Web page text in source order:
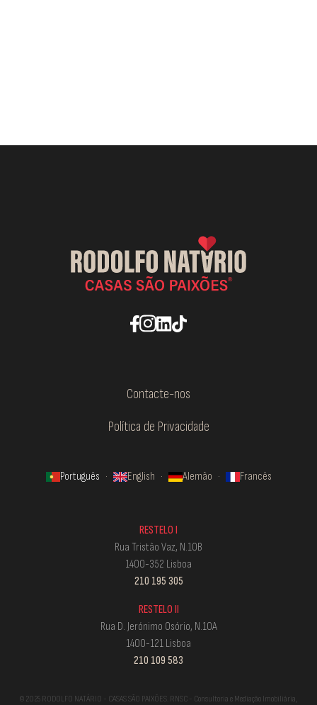
Contacte-nos
Política de Privacidade
Português · English · Alemão · Francês
RESTELO I
Rua Tristão Vaz, N.10B
1400-352 Lisboa
210 195 305
RESTELO II
Rua D. Jerónimo Osório, N.10A
1400-121 Lisboa
210 109 583
© 2025 RODOLFO NATÁRIO - CASAS SÃO PAIXÕES. RNSC - Consultoria e Mediação Imobiliária,